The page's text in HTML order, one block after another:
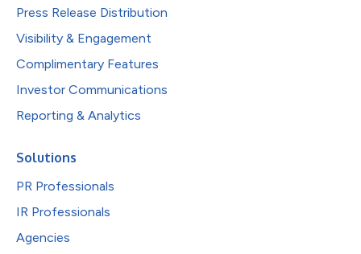
Press Release Distribution
Visibility & Engagement
Complimentary Features
Investor Communications
Reporting & Analytics
Solutions
PR Professionals
IR Professionals
Agencies